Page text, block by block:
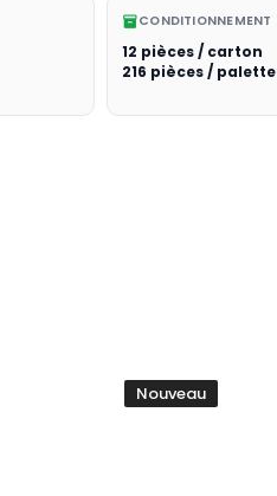
inventory_2CONDITIONNEMENT
12 pièces / carton
216 pièces / palette
Nouveau